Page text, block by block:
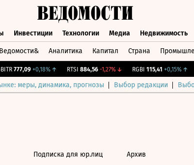
Инвестиции Технологии Медиа Недвижимость
Ведомости& Аналитика Капитал Страна
777,09 +0,18%↑ RTSI 884,56 -1,27%↓ RGBI 115,41 +0,15%↑
меры, динамика, прогнозы Выбор редакции
Подписка для юр.лиц Архив